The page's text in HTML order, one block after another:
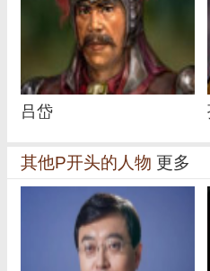
吕岱
其他P开头的人物 更多